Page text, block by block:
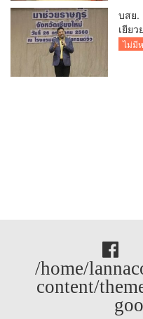
บสย.
เยีย
ธรร
ไม่มี
/home/
content/